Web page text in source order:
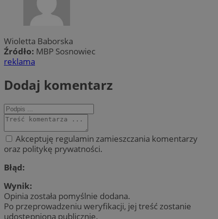
Wioletta Baborska
Źródło: MBP Sosnowiec
reklama
Dodaj komentarz
Akceptuję regulamin zamieszczania komentarzy
oraz politykę prywatności.
Błąd:
Wynik:
Opinia została pomyślnie dodana.
Po przeprowadzeniu weryfikacji, jej treść zostanie
udostępniona publicznie.